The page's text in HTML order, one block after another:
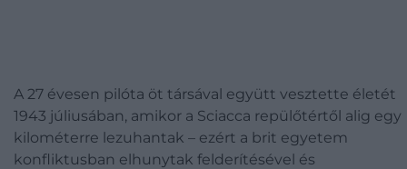
A 27 évesen pilóta öt társával együtt vesztette életét
1943 júliusában, amikor a Sciacca repülőtértől alig egy
kilométerre lezuhantak – ezért a brit egyetem
konfliktusban elhunytak felderítésével és